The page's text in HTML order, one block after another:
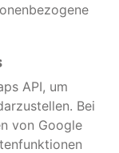
API, um
Bei
von Google